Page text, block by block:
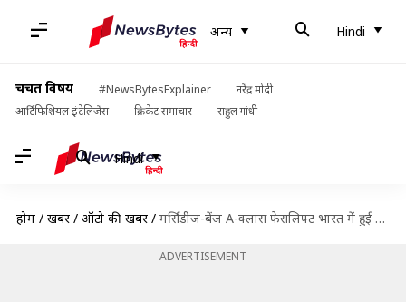
अन्य Hindi
चर्चित विषय #NewsBytesExplainer
नरेंद्र मोदी
आर्टिफिशियल इंटेलिजेंस
क्रिकेट समाचार राहुल गांधी
Hindi
होम / खबरें / ऑटो की खबरें / मर्सिडीज-बेंज A-क्लास फेसलिफ्ट भारत में हुई लॉन्च, जानिए इसके फीचर्स और कीमत
ADVERTISEMENT